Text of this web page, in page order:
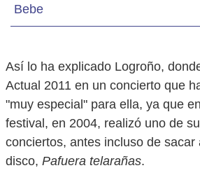
Bebe
Así lo ha explicado Logroño,
Actual 2011 en un concierto que
"muy especial" para ella, ya que
festival, en 2004, realizó uno de
conciertos, antes incluso de
disco, Pafuera telarañas.